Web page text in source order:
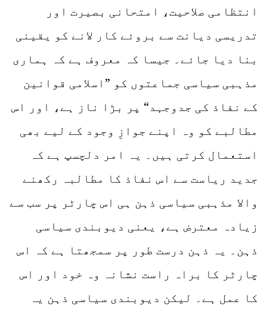
انتظامی صلاحیت، امتحانی بصیرت اور
تدریسی دیانت سے بروئے کار لانے کو یقینی
بنا دیا جائے۔ جیسا کہ معروف ہے کہ ہماری
مذہبی سیاسی جماعتوں کو ”اسلامی قوانین
کے نفاذ کی جدوجہد“ پر بڑا ناز ہے، اور اس
مطالبے کو وہ اپنے جوازِ وجود کے لیے بھی
استعمال کرتی ہیں۔ یہ امر دلچسپ ہے کہ
جدید ریاست سے اس نفاذ کا مطالبہ رکھنے
والا مذہبی سیاسی ذہن ہی اس چارٹر پر سب سے
زیادہ معترض ہے، یعنی دیوبندی سیاسی
ذہن۔ یہ ذہن درست طور پر سمجھتا ہے کہ اس
چارٹر کا براہ راست نشانہ وہ خود اور اس
کا عمل ہے۔ لیکن دیوبندی سیاسی ذہن یہ